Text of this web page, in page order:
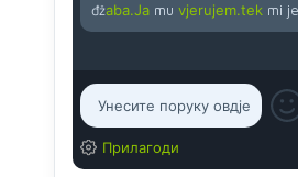
đžaba.Jamu vjerujem.tek mi
Прилагоди